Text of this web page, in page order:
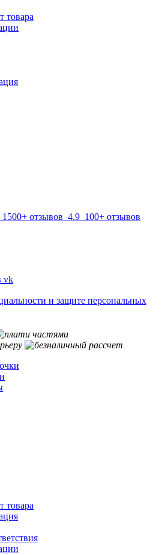
товара
1500+ отзывов 4.9 100+ отзывов
и защите персональных
товара